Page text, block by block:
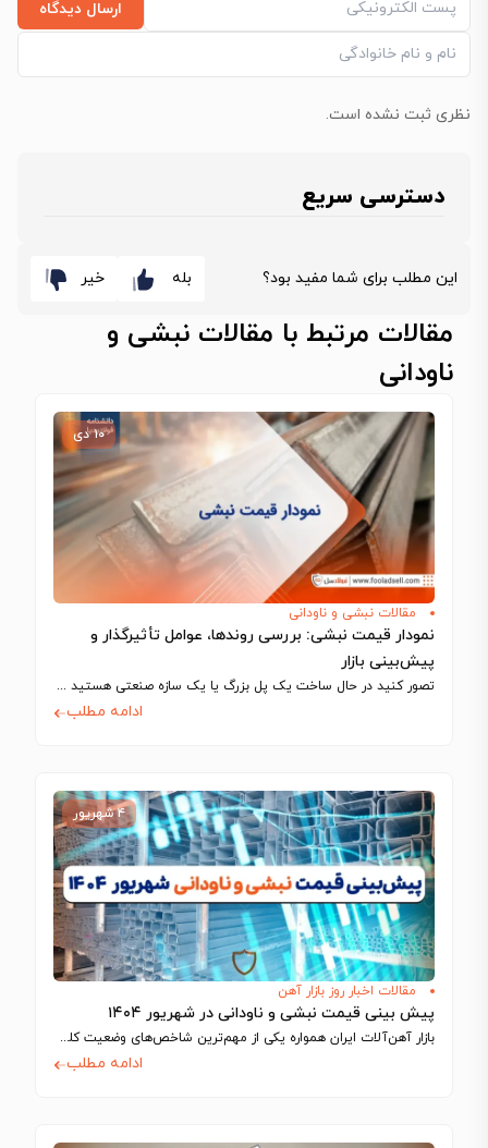
ارسال دیدگاه
نظری ثبت نشده است.
دسترسی سریع
این مطلب برای شما مفید بود؟ بله خیر
مقالات مرتبط با مقالات نبشی و
ناودانی
۱۰ دی
مقالات نبشی و ناودانی
نمودار قیمت نبشی: بررسی روندها، عوامل تأثیرگذار و
پیش‌بینی بازار
تصور کنید در حال ساخت یک پل بزرگ یا یک سازه صنعتی هستید و…
ادامه مطلب
۴ شهریور
مقالات اخبار روز بازار آهن
پیش بینی قیمت نبشی و ناودانی در شهریور ۱۴۰۴
بازار آهن‌آلات ایران همواره یکی از مهم‌ترین شاخص‌های وضعیت کلی اقتصاد و صنعت کشور…
ادامه مطلب